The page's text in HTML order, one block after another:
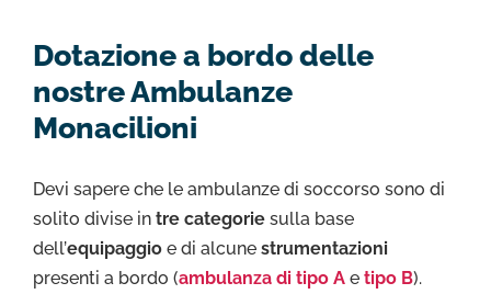
Dotazione a bordo delle
nostre Ambulanze
Monacilioni
Devi sapere che le ambulanze di soccorso sono di
solito divise in tre categorie sulla base
dell’equipaggio e di alcune strumentazioni
presenti a bordo (ambulanza di tipo A e tipo B).